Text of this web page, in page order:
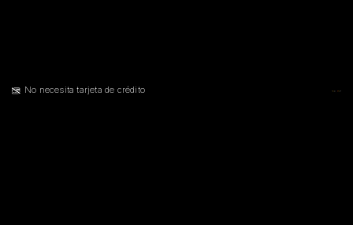
No necesita tarjeta de crédito